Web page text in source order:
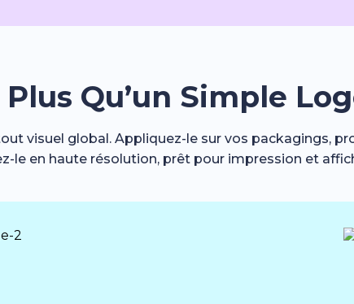
Qu’un Simple
visuel global. Appliquez-le sur vos packagings,
le en haute résolution, prêt pour impression et